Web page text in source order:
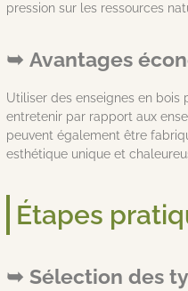
pression sur les ressources
Avantages
Utiliser des enseignes en
entretenir par rapport aux
peuvent également être
esthétique unique et
Étapes
Sélection des